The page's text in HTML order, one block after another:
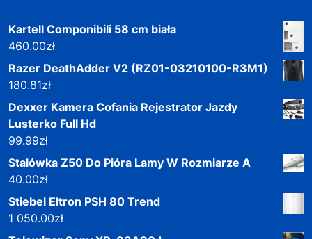
Kartell Componibili 58 cm biała
460.00zł
Razer DeathAdder V2 (RZ01-03210100-R3M1)
180.81zł
Dexxer Kamera Cofania Rejestrator Jazdy
Lusterko Full Hd
99.99zł
Stalówka Z50 Do Pióra Lamy W Rozmiarze A
40.00zł
Stiebel Eltron PSH 80 Trend
1 050.00zł